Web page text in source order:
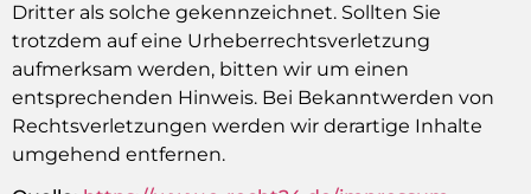
Dritter als solche gekennzeichnet. Sollten Sie
trotzdem auf eine Urheberrechtsverletzung
aufmerksam werden, bitten wir um einen
entsprechenden Hinweis. Bei Bekanntwerden von
Rechtsverletzungen werden wir derartige Inhalte
umgehend entfernen.